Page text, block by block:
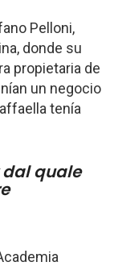
Pelloni,
donde su
propietaria de
un negocio
tenía
quale